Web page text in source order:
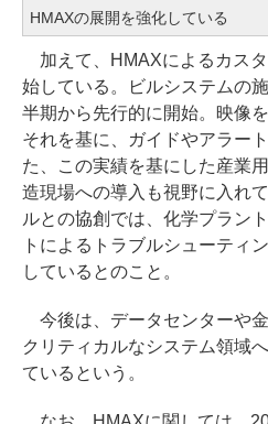
HMAXの展開を強化している
加えて、HMAXによるカス
始している。ビルシステムの
半期から先行的に開始。映像
それを基に、ガイドやアラー
た、この実績を基にした産業
造現場への導入も視野に入れ
ルとの協創では、化学プラン
トによるトラブルシューティ
しているとのこと。
今後は、データセンターや
クリティカルなシステム領域
ているという。